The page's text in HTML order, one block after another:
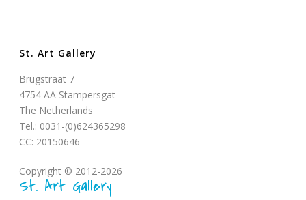
St. Art Gallery
Brugstraat 7
4754 AA Stampersgat
The Netherlands
Tel.: 0031-(0)624365298
CC: 20150646
Copyright © 2012-2026
St. Art Gallery